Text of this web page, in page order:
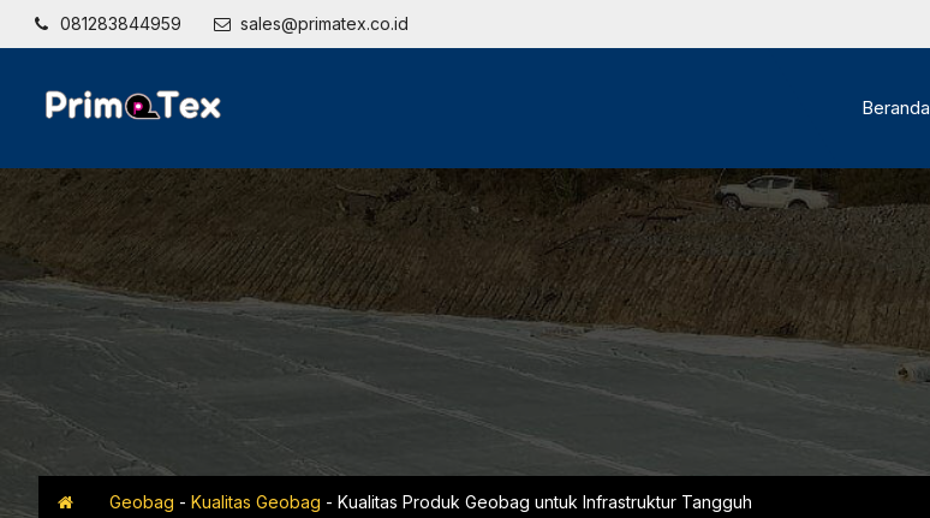
081283844959 sales@primatex.co.id
Beranda
Geobag - Kualitas Geobag - Kualitas Produk Geobag untuk Infrastruktur Tangguh